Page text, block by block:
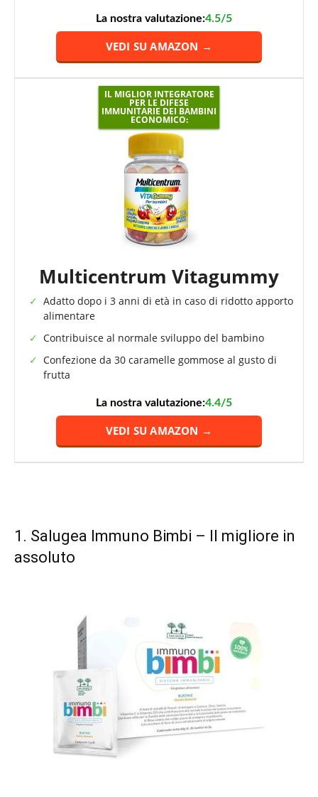
La nostra valutazione:4.5/5
VEDI SU AMAZON →
IL MIGLIOR INTEGRATORE
PER LE DIFESE
IMMUNITARIE DEI BAMBINI
ECONOMICO:
Multicentrum Vitagummy
Adatto dopo i 3 anni di età in caso di ridotto apporto
alimentare
Contribuisce al normale sviluppo del bambino
Confezione da 30 caramelle gommose al gusto di
frutta
La nostra valutazione:4.4/5
VEDI SU AMAZON →
1. Salugea Immuno Bimbi – Il migliore in
assoluto